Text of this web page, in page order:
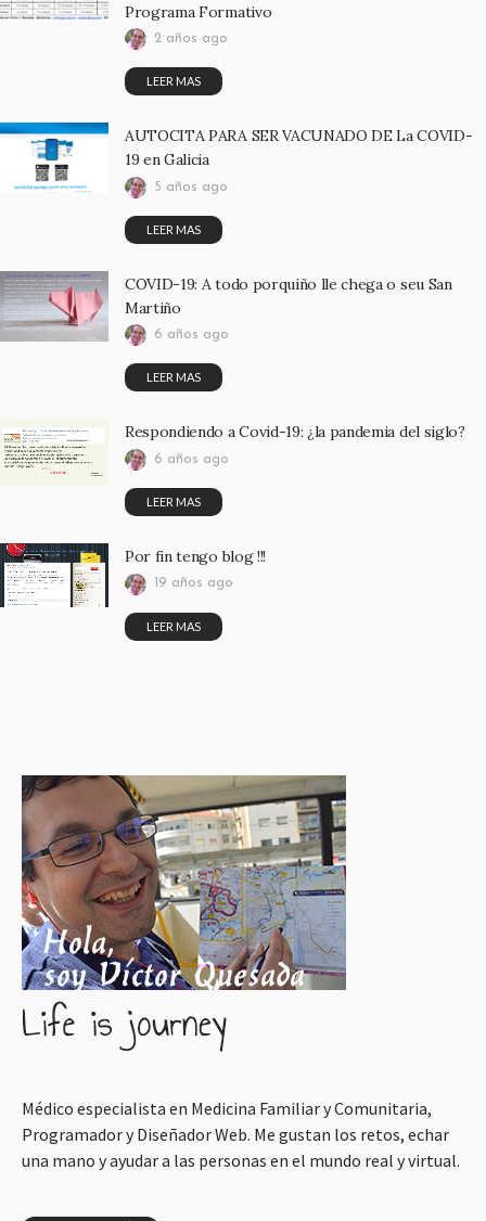
Programa Formativo
2 años ago
LEER MAS
AUTOCITA PARA SER VACUNADO DE La COVID-
19 en Galicia
5 años ago
LEER MAS
COVID-19: A todo porquiño lle chega o seu San
Martiño
6 años ago
LEER MAS
Respondiendo a Covid-19: ¿la pandemia del siglo?
6 años ago
LEER MAS
Por fin tengo blog !!!
19 años ago
LEER MAS
Médico especialista en Medicina Familiar y Comunitaria,
Programador y Diseñador Web. Me gustan los retos, echar
una mano y ayudar a las personas en el mundo real y virtual.